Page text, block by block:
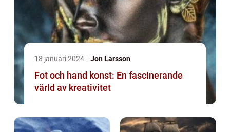
18 januari 2024 Jon Larsson
Fot och hand konst: En fascinerande
värld av kreativitet